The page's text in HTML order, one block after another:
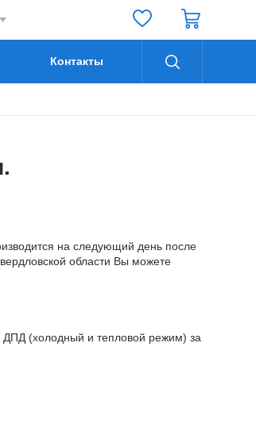
Контакты
на следующий день после
области Вы можете
ДПД (холодный и тепловой режим) за